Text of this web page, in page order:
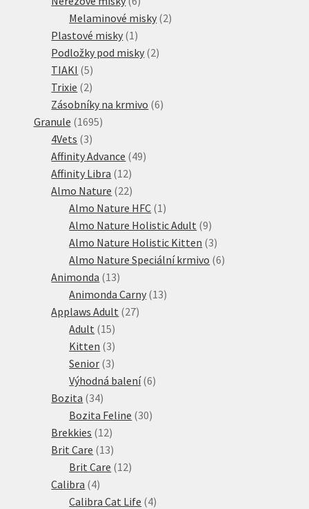
produktů
Melaminové misky 22
Plastové misky 1 1
produkt
Podložky pod misky 22
TIAKI 55
produktů
Trixie 22
produkty
Zásobníky na krmivo 66
Granule 16951695
4Vets 33
produkty
Affinity Advance 4949
Affinity Libra 1212
produktů
Almo Nature 2222
produktů
Almo Nature HFC 1 1
produkt
Almo Nature Holistic Adult 99
produktů
Almo Nature Holistic Kitten 33
produkty
Almo Nature Speciální krmivo 66
Animonda 1313
produktů
Animonda Carny 1313
Applaws Adult 2727
Adult 1515
produktů
Kitten 33
produkty
Senior 33
produkty
Výhodná balení 66
Bozita 3434
produktů
Bozita Feline 3030
Brekkies 1212
produktů
Brit Care 1313
produktů
Brit Care 1212
Calibra 44
produkty
Calibra Cat Life 44